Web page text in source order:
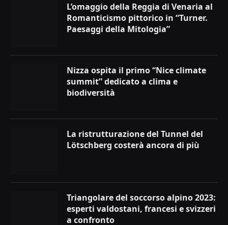
L’omaggio della Reggia di Venaria al
Romanticismo pittorico in “Turner.
Paesaggi della Mitologia”
Nizza ospita il primo “Nice climate
summit” dedicato a clima e
biodiversità
La ristrutturazione del Tunnel del
Lötschberg costerà ancora di più
Triangolare del soccorso alpino 2023:
esperti valdostani, francesi e svizzeri
a confronto